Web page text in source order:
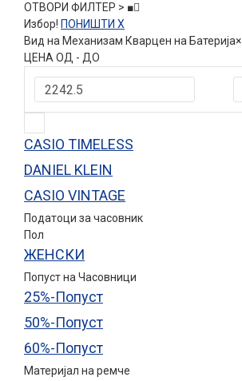
ОТВОРИ ФИЛТЕР > ■
Избор! ПОНИШТИ X
Вид на Механизам Кварцен на Батерија×
ЦЕНА ОД - ДО
CASIO TIMELESS
DANIEL KLEIN
CASIO VINTAGE
Податоци за часовник
Пол
ЖЕНСКИ
Попуст на Часовници
25%-Попуст
50%-Попуст
60%-Попуст
Материјал на ремче